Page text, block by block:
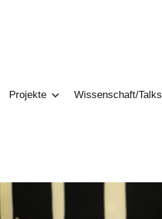
Projekte Wissenschaft/Talks